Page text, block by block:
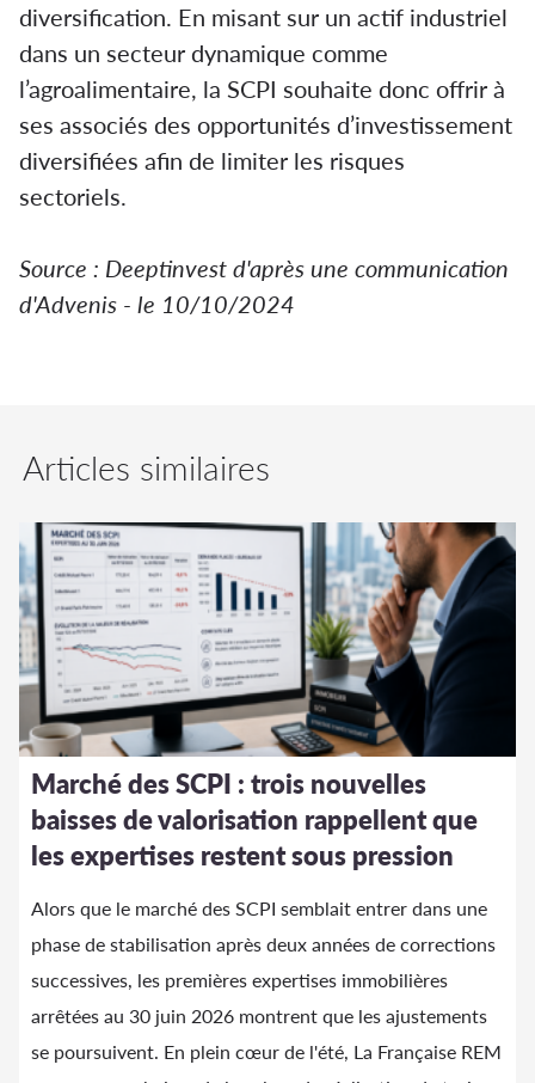
diversification. En misant sur un actif industriel
dans un secteur dynamique comme
l’agroalimentaire, la SCPI souhaite donc offrir à
ses associés des opportunités d’investissement
diversifiées afin de limiter les risques
sectoriels.
Source : Deeptinvest d'après une communication
d'Advenis - le 10/10/2024
Articles similaires
Marché des SCPI : trois nouvelles
baisses de valorisation rappellent que
les expertises restent sous pression
Alors que le marché des SCPI semblait entrer dans une
phase de stabilisation après deux années de corrections
successives, les premières expertises immobilières
arrêtées au 30 juin 2026 montrent que les ajustements
se poursuivent. En plein cœur de l'été, La Française REM